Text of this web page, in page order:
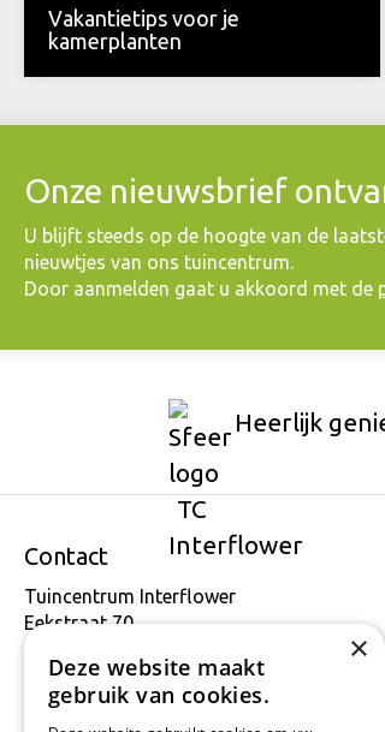
Vakantietips voor je
kamerplanten
Onze nieuwsbrief
​U blijft steeds op de hoogte van de
nieuwtjes van ons tuincentrum.
Door aanmelden gaat u akkoord met de
Heerlijk
Contact
Tuincentrum Interflower
Eekstraat 70
+32 934 806 03
info@interflower.be
×
Deze website maakt
gebruik van cookies.